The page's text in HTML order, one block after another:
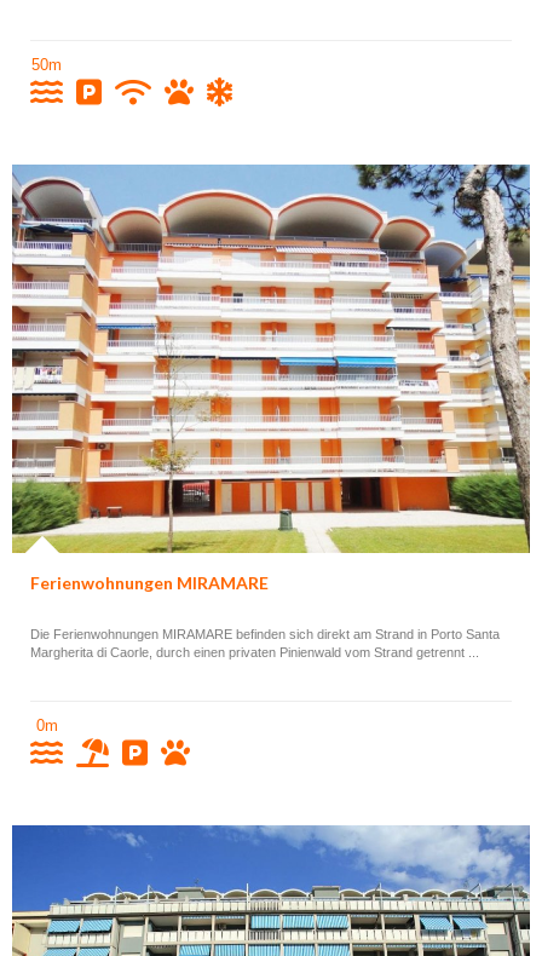
50m
Ferienwohnungen MIRAMARE
Die Ferienwohnungen MIRAMARE befinden sich direkt am Strand in Porto Santa
Margherita di Caorle, durch einen privaten Pinienwald vom Strand getrennt ...
0m